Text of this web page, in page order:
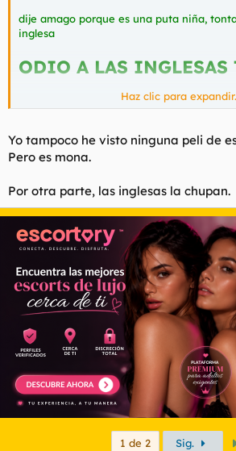
dije amago porque es una puta niña,
inglesa
ODIO A LAS INGLESAS
!!
Haz clic para
Yo tampoco he visto ninguna peli de
Pero es mona.
Por otra parte, las inglesas la chupan.
1 de 2 Sig.